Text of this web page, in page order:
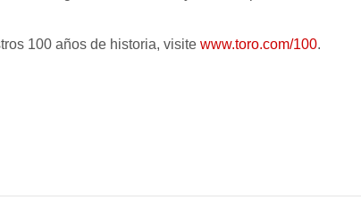
100 años de historia, visite www.toro.com/100.